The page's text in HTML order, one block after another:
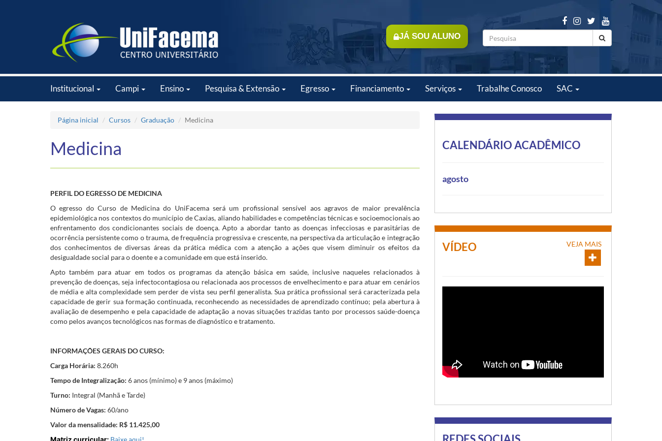
JÁ SOU ALUNO
Institucional Campi Ensino Pesquisa & Extensão Egresso Financiamento Serviços Trabalhe Conosco SAC
Página inicial Cursos Graduação Medicina
Medicina
PERFIL DO EGRESSO DE MEDICINA
O egresso do Curso de Medicina do UniFacema será um profissional sensível aos agravos de maior prevalência
epidemiológica nos contextos do município de Caxias, aliando habilidades e competências técnicas e socioemocionais ao
enfrentamento dos condicionantes sociais de doença. Apto a abordar tanto as doenças infecciosas e parasitárias de
ocorrência persistente como o trauma, de frequência progressiva e crescente, na perspectiva da articulação e integração
dos conhecimentos de diversas áreas da prática médica com a atenção a ações que visem diminuir os efeitos da
desigualdade social para o doente e a comunidade em que está inserido.
Apto também para atuar em todos os programas da atenção básica em saúde, inclusive naqueles relacionados à
prevenção de doenças, seja infectocontagiosa ou relacionada aos processos de envelhecimento e para atuar em cenários
de média e alta complexidade sem perder de vista seu perfil generalista. Sua prática profissional será caracterizada pela
capacidade de gerir sua formação continuada, reconhecendo as necessidades de aprendizado contínuo; pela abertura à
avaliação de desempenho e pela capacidade de adaptação a novas situações trazidas tanto por processos saúde-doença
como pelos avanços tecnológicos nas formas de diagnóstico e tratamento.
INFORMAÇÕES GERAIS DO CURSO:
Carga Horária: 8.260h
Tempo de Integralização: 6 anos (mínimo) e 9 anos (máximo)
Turno: Integral (Manhã e Tarde)
Número de Vagas: 60/ano
Valor da mensalidade: R$ 11.425,00
Matriz curricular: Baixe aqui!
CALENDÁRIO ACADÊMICO
agosto
VÍDEO VEJA MAIS